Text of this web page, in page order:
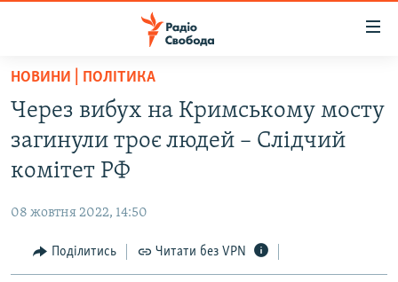
Перейти
основного
матеріалу
Перейти
до
основної
Перейти
до
РАДІО СВОБОДА – 70 РОКІВ
ВСЕ ЗА ДОБУ
СТАТТІ
СУСПІЛЬСТВО
РОСІЙСЬКА «ФІЛЬТРАЦІЯ»
ДОНБАС.РЕАЛІЇ
НОВИНИ | ПОЛІТИКА
Через вибух на Кримському мосту
загинули троє людей – Слідчий
комітет РФ
08 жовтня 2022, 14:50
Поділитись Читати без VPN